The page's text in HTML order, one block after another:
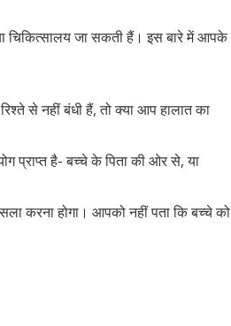
चिकित्सालय जा सकती हैं। इस बारे में आपके
से नहीं बंधी हैं, तो क्या आप हालात का
प्राप्त है- बच्चे के पिता की ओर से, या
करना होगा। आपको नहीं पता कि बच्चे को